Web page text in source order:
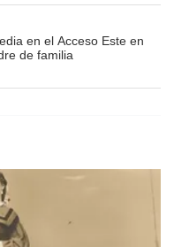
en el Acceso Este en
de familia